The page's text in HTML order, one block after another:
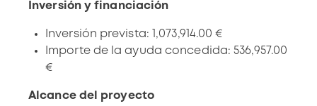
Inversión y financiación
Inversión prevista: 1,073,914.00 €
Importe de la ayuda concedida: 536,957.00
€
Alcance del proyecto